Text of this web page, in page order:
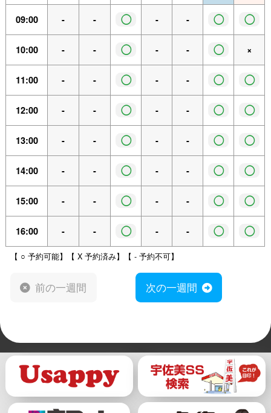
09:00 - - ◯ - - ◯ ◯
10:00 - - ◯ - - ◯ ×
11:00 - - ◯ - - ◯ ◯
12:00 - - ◯ - - ◯ ◯
13:00 - - ◯ - - ◯ ◯
14:00 - - ◯ - - ◯ ◯
15:00 - - ◯ - - ◯ ◯
16:00 - - ◯ - - ◯ ◯
【 ○ 予約可能】【 X 予約済み】【 - 予約不可】
前の一週間 次の一週間